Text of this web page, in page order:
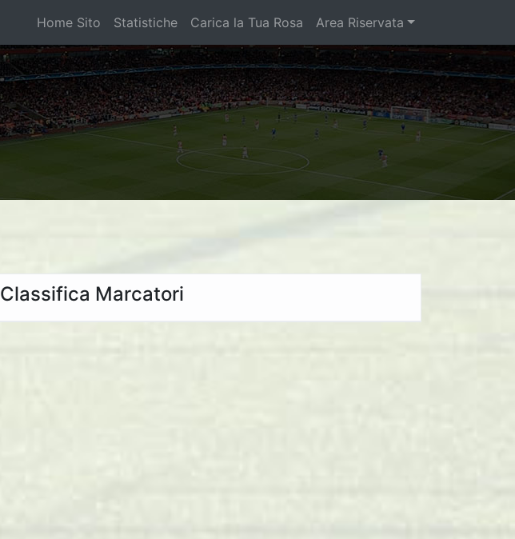
Home Sito Statistiche Carica la Tua Rosa Area Riservata
Classifica Marcatori